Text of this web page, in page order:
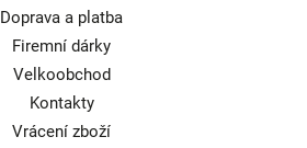
Doprava a platba
Firemní dárky
Velkoobchod
Kontakty
Vrácení zboží